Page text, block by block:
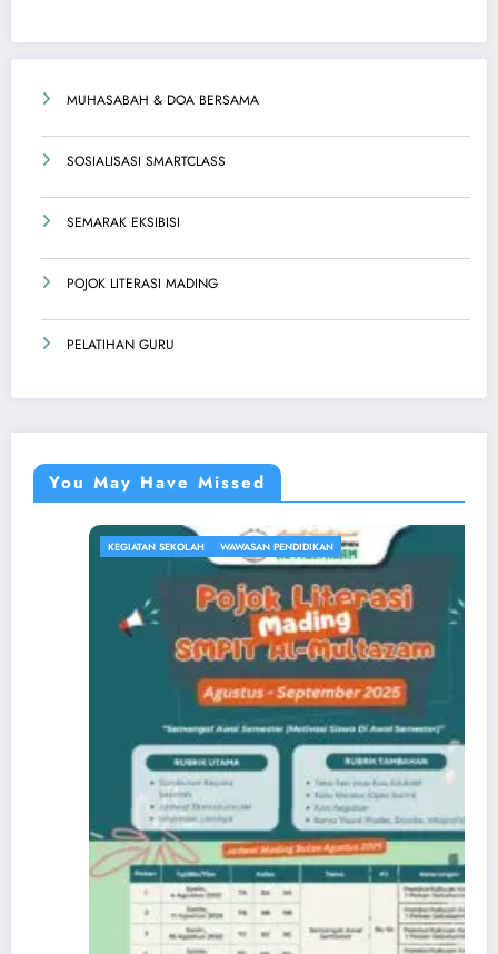
MUHASABAH & DOA BERSAMA
SOSIALISASI SMARTCLASS
SEMARAK EKSIBISI
POJOK LITERASI MADING
PELATIHAN GURU
You May Have Missed
KEGIATAN SEKOLAH WAWASAN PENDIDIKAN